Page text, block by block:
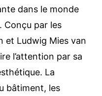
dans le monde
Conçu par les
et Ludwig Mies van
l’attention par sa
La
bâtiment, les